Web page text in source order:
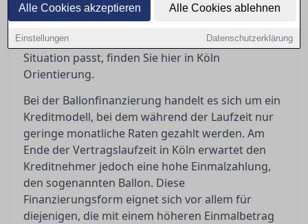
Alle Cookies akzeptieren Alle Cookies ablehnen
Einstellungen Datenschutzerklärung
diese Modelle geeignet, und welche Risiken
sollten Sie beachten? Wenn Sie sich fragen,
welches Finanzierungsmodell am besten zu Ihrer
Situation passt, finden Sie hier in Köln
Orientierung.
Bei der Ballonfinanzierung handelt es sich um ein
Kreditmodell, bei dem während der Laufzeit nur
geringe monatliche Raten gezahlt werden. Am
Ende der Vertragslaufzeit in Köln erwartet den
Kreditnehmer jedoch eine hohe Einmalzahlung,
den sogenannten Ballon. Diese
Finanzierungsform eignet sich vor allem für
diejenigen, die mit einem höheren Einmalbetrag